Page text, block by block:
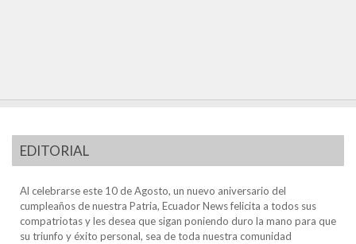
EDITORIAL
Al celebrarse este 10 de Agosto, un nuevo aniversario del
cumpleaños de nuestra Patria, Ecuador News felicita a todos sus
compatriotas y les desea que sigan poniendo duro la mano para que
su triunfo y éxito personal, sea de toda nuestra comunidad